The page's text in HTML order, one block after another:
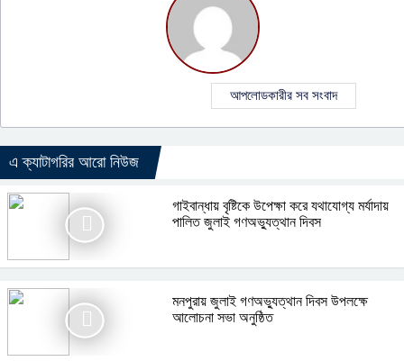
আপলোডকারীর সব সংবাদ
এ ক্যাটাগরির আরো নিউজ
গাইবান্ধায় বৃষ্টিকে উপেক্ষা করে যথাযোগ্য মর্যাদায়
পালিত জুলাই গণঅভ্যুত্থান দিবস
মনপুরায় জুলাই গণঅভ্যুত্থান দিবস উপলক্ষে
আলোচনা সভা অনুষ্ঠিত